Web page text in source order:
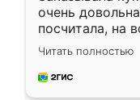
очень
посчитала, на
Замерщик
делу со всей
за день,
Читать полностью